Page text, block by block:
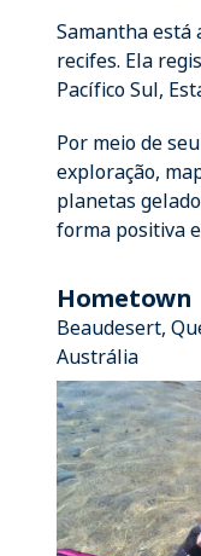
Samantha está
recifes. Ela
Pacífico Sul,
Por meio de
exploração,
planetas
forma positiva
Hometown
Beaudesert,
Austrália